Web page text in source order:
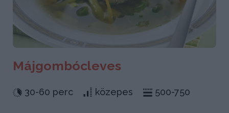
Májgombócleves
30-60 perc közepes 500-750